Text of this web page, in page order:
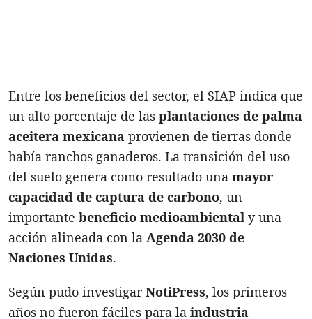
Entre los beneficios del sector, el SIAP indica que
un alto porcentaje de las plantaciones de palma
aceitera mexicana provienen de tierras donde
había ranchos ganaderos. La transición del uso
del suelo genera como resultado una mayor
capacidad de captura de carbono, un
importante beneficio medioambiental y una
acción alineada con la Agenda 2030 de
Naciones Unidas.
Según pudo investigarNotiPress, los primeros
años no fueron fáciles para la industria